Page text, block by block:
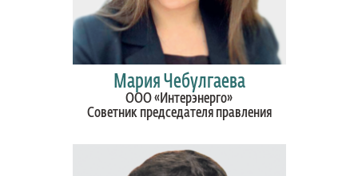
Мария Чебулгаева
ООО «Интерэнерго»
Советник председателя правления